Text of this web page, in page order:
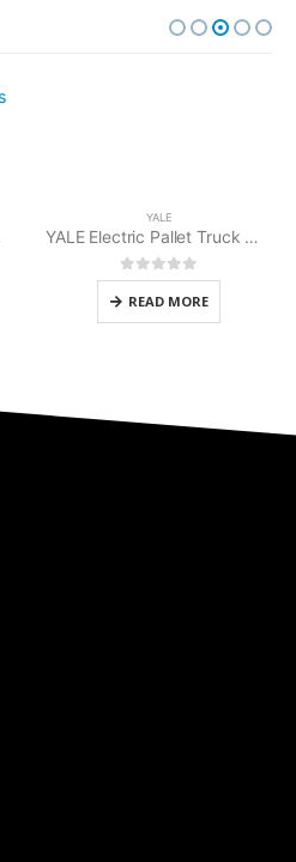
YALE
YALE Electric Pallet Truck MP20XUX
0out of 5
READ MORE